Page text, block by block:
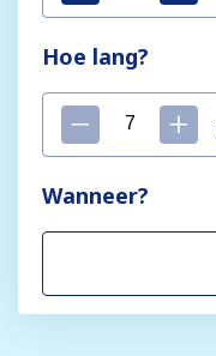
Hoe lang?
Wanneer?